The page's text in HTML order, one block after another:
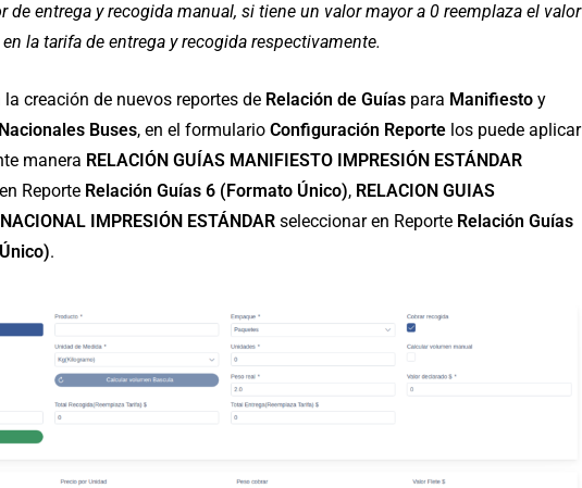
de entrega y recogida manual, si tiene un valor mayor a 0 reemplaza el valor
la tarifa de entrega y recogida respectivamente.
la creación de nuevos reportes de Relación de Guías para Manifiesto y
Nacionales Buses, en el formulario Configuración Reporte los puede aplicar
manera RELACIÓN GUÍAS MANIFIESTO IMPRESIÓN ESTÁNDAR
Reporte Relación Guías 6 (Formato Único), RELACION GUIAS
NACIONAL IMPRESIÓN ESTÁNDAR seleccionar en Reporte Relación Guías
.